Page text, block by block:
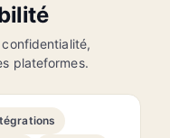
plateformes.